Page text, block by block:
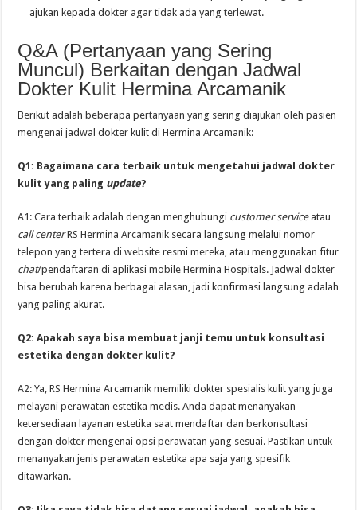
ajukan kepada dokter agar tidak ada yang terlewat.
Q&A (Pertanyaan yang Sering
Muncul) Berkaitan dengan Jadwal
Dokter Kulit Hermina Arcamanik
Berikut adalah beberapa pertanyaan yang sering diajukan oleh pasien
mengenai jadwal dokter kulit di Hermina Arcamanik:
Q1: Bagaimana cara terbaik untuk mengetahui jadwal dokter
kulit yang paling update?
A1: Cara terbaik adalah dengan menghubungi customer serviceatau
call centerRS Hermina Arcamanik secara langsung melalui nomor
telepon yang tertera di website resmi mereka, atau menggunakan fitur
chat/pendaftaran di aplikasi mobile Hermina Hospitals. Jadwal dokter
bisa berubah karena berbagai alasan, jadi konfirmasi langsung adalah
yang paling akurat.
Q2: Apakah saya bisa membuat janji temu untuk konsultasi
estetika dengan dokter kulit?
A2: Ya, RS Hermina Arcamanik memiliki dokter spesialis kulit yang juga
melayani perawatan estetika medis. Anda dapat menanyakan
ketersediaan layanan estetika saat mendaftar dan berkonsultasi
dengan dokter mengenai opsi perawatan yang sesuai. Pastikan untuk
menanyakan jenis perawatan estetika apa saja yang spesifik
ditawarkan.